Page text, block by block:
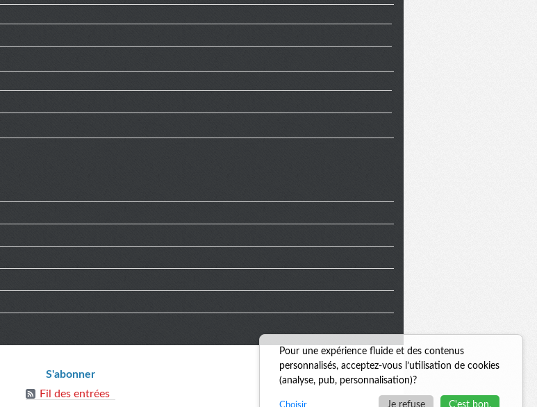
S'abonner
Fil des entrées
Pour une expérience fluide et des contenus
personnalisés, acceptez-vous l’utilisation de cookies
(analyse, pub, personnalisation)?
Je refuse C'est bon.